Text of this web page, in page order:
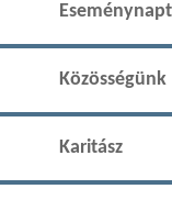
Közösségünk
Karitász